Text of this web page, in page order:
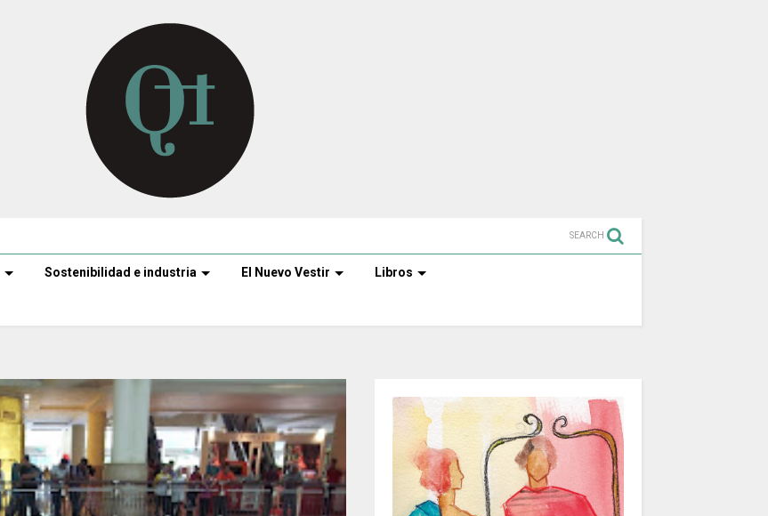
SEARCH
Sostenibilidad e industria El Nuevo Vestir Libros